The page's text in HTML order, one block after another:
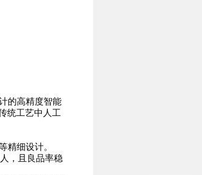
的高精度智能
统工艺中人工
细设计。
，且良品率稳